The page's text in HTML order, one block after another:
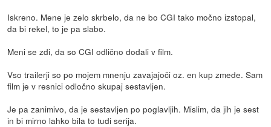
Iskreno. Mene je zelo skrbelo, da ne bo CGI tako močno izstopal,
da bi rekel, to je pa slabo.
Meni se zdi, da so CGI odlično dodali v film.
Vso trailerji so po mojem mnenju zavajajoči oz. en kup zmede. Sam
film je v resnici odločno skupaj sestavljen.
Je pa zanimivo, da je sestavljen po poglavljih. Mislim, da jih je sest
in bi mirno lahko bila to tudi serija.